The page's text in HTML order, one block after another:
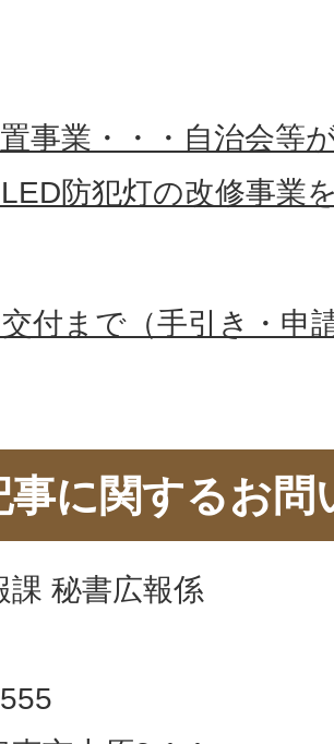
事業・・・自治会等
防犯灯の改修事業
付まで（手引き・申
事に関するお問
課 秘書広報係